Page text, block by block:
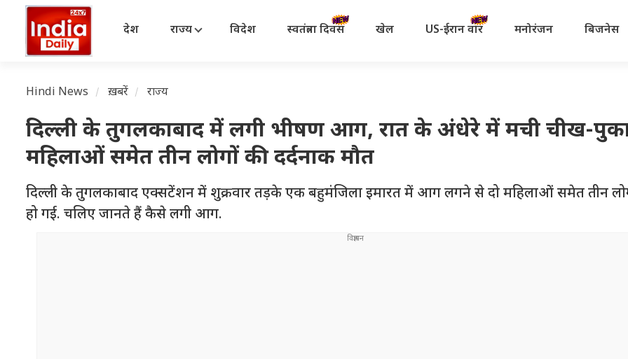
देश राज्य विदेश स्वतंत्रता दिवस खेल US-ईरान वॉर मनोरंजन बिजनेस
Hindi News ख़बरें राज्य
दिल्ली के तुगलकाबाद में लगी भीषण आग, रात के अंधेरे में मची चीख-
महिलाओं समेत तीन लोगों की दर्दनाक मौत
दिल्ली के तुगलकाबाद एक्सटेंशन में शुक्रवार तड़के एक बहुमंजिला इमारत में आग लगने से दो महिलाओं समेत तीन
हो गई. चलिए जानते हैं कैसे लगी आग.